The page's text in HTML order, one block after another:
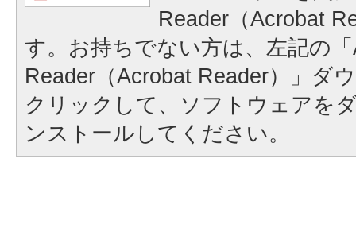
Reader（Acrobat
す。お持ちでない方は、左記の
Reader（Acrobat Reader）」ダ
クリックして、ソフトウェアを
ンストールしてください。